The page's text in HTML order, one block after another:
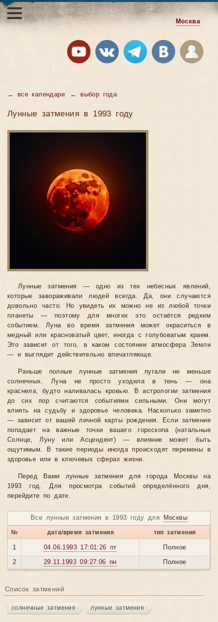
Москва
← все календари ← выбор года
Лунные затмения в 1993 году
Лунные затмения — одно из тех небесных явлений,
которые завораживали людей всегда. Да, они случаются
довольно часто. Но увидеть их можно не из любой точки
планеты — поэтому для многих это остаётся редким
событием. Луна во время затмения может окраситься в
медный или красноватый цвет, иногда с голубоватым краем.
Это зависит от того, в каком состоянии атмосфера Земли
— и выглядит действительно впечатляюще.
Раньше полные лунные затмения пугали не меньше
солнечных. Луна не просто уходила в тень — она
краснела, будто наливалась кровью. В астрологии затмения
до сих пор считаются событиями сильными. Они могут
влиять на судьбу и здоровье человека. Насколько заметно
— зависит от вашей личной карты рождения. Если затмение
попадает на важные точки вашего гороскопа (натальные
Солнце, Луну или Асцендент) — влияние может быть
ощутимым. В такие периоды иногда происходят перемены в
здоровье или в ключевых сферах жизни.
Перед Вами лунные затмения для города Москвы на
1993 год. Для просмотра событий определённого дня,
перейдите по дате.
Все лунные затмения в 1993 году для Москвы
№ дата/время затмения тип затмения
1 04.06.1993 17:01:26 пт
Полное
2
29.11.1993 09:27:06 пн Полное
Список затмений
солнечные затмения лунные затмения